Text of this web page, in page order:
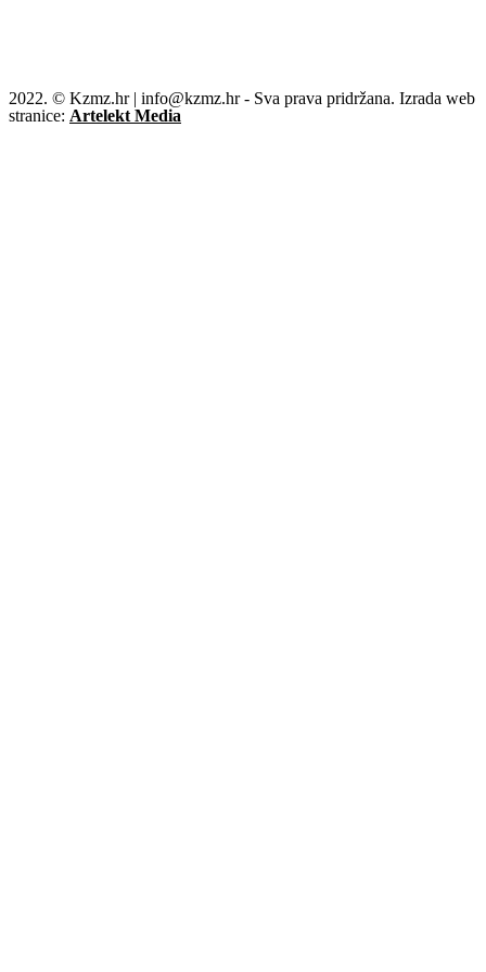
2022. © Kzmz.hr | info@kzmz.hr - Sva prava pridržana. Izrada web
stranice: Artelekt Media